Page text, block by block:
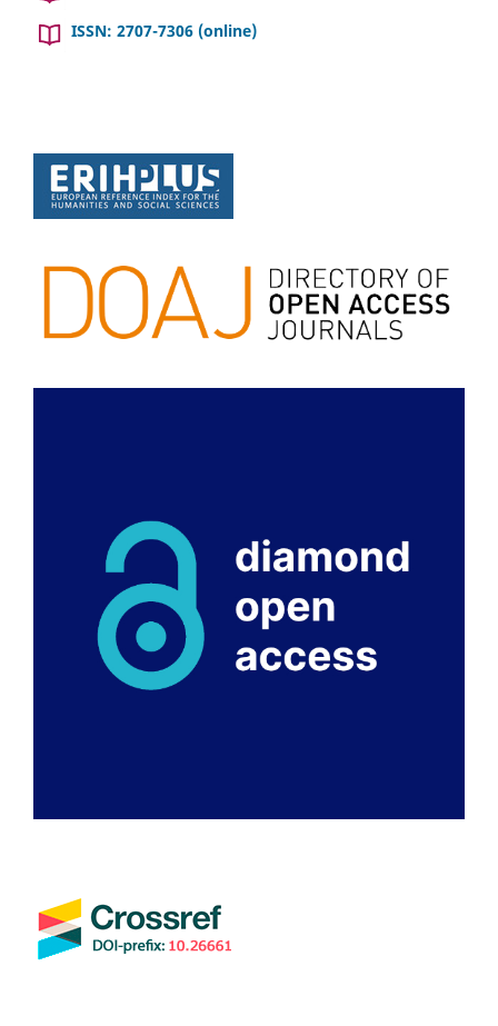
ISSN: 2707-7306 (online)